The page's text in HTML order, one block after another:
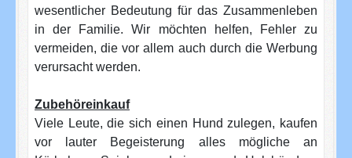
wesentlicher Bedeutung für das Zusammenleben
in der Familie. Wir möchten helfen, Fehler zu
vermeiden, die vor allem auch durch die Werbung
verursacht werden.
Zubehöreinkauf
Viele Leute, die sich einen Hund zulegen, kaufen
vor lauter Begeisterung alles mögliche an